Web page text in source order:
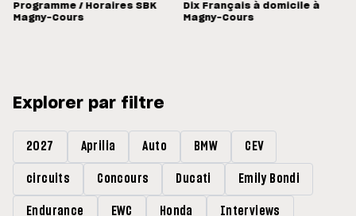
Programme / Horaires SBK
Magny-Cours
Dix Français à domicile à
Magny-Cours
Explorer par filtre
2027 Aprilia Auto BMW CEV
circuits Concours Ducati Emily Bondi
Endurance EWC Honda Interviews